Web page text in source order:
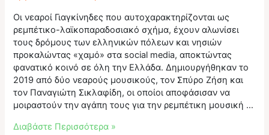
Οι νεαροί Γιαγκίνηδες που αυτοχαρακτηρίζονται ως
ρεμπέτικο-λαϊκοπαραδοσιακό σχήμα, έχουν αλωνίσει
τους δρόμους των ελληνικών πόλεων και νησιών
προκαλώντας «χαμό» στα social media, αποκτώντας
φανατικό κοινό σε όλη την Ελλάδα. Δημιουργήθηκαν το
2019 από δύο νεαρούς μουσικούς, τον Σπύρο Ζήση και
τον Παναγιώτη Σικλαφίδη, οι οποίοι αποφάσισαν να
μοιραστούν την αγάπη τους για την ρεμπέτικη μουσική …
Οι
Διαβάστε Περισσότερα »